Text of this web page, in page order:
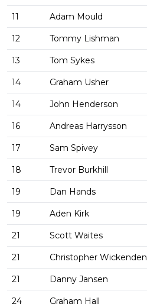
11 Adam Mould
12 Tommy Lishman
13 Tom Sykes
14 Graham Usher
14 John Henderson
16 Andreas Harrysson
17 Sam Spivey
18 Trevor Burkhill
19 Dan Hands
19 Aden Kirk
21 Scott Waites
21 Christopher Wickenden
21 Danny Jansen
24 Graham Hall